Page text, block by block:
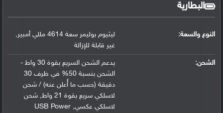
البطارية
النوع والسعة: ليثيوم بوليمر سعة 4614 مللي أمبير
,
غير قابلة للإزالة
الشحن:
يدعم الشحن السريع بقوة 30 واط -
الشحن بنسبة 50% في ظرف 30
دقيقة (حسب ما أُعلن عنه) / شحن
لاسلكي سريع بقوة 21 واط
, شحن
لاسلكي عكسي,
USB Power